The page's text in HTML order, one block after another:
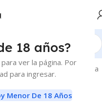
18 años?
ver la página. Por
para ingresar.
Menor De 18 Años
en nuestra pagina